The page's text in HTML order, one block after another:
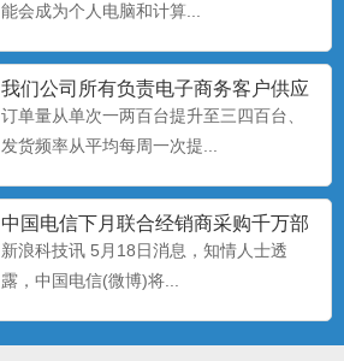
能会成为个人电脑和计算...
我们公司所有负责电子商务客户供应
链的同事
订单量从单次一两百台提升至三四百台、
发货频率从平均每周一次提...
中国电信下月联合经销商采购千万部
智能手机
新浪科技讯 5月18日消息，知情人士透
露，中国电信(微博)将...
高速主轴油-5.3
...
特级锭子油
...